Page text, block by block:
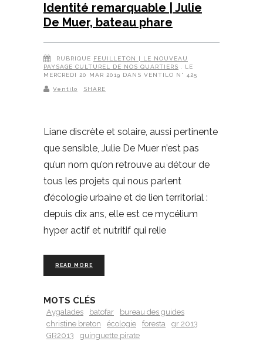
Identité remarquable | Julie
De Muer, bateau phare
RUBRIQUE FEUILLETON | LE NOUVEAU
PAYSAGE CULTUREL DE NOS QUARTIERS
, LE
MERCREDI 20 MAR 2019 DANS VENTILO N° 425
Ventilo SHARE
Liane discrète et solaire, aussi pertinente
que sensible, Julie De Muer n’est pas
qu’un nom qu’on retrouve au détour de
tous les projets qui nous parlent
d’écologie urbaine et de lien territorial :
depuis dix ans, elle est ce mycélium
hyper actif et nutritif qui relie
READ MORE
MOTS CLÉS
Aygalades batofar
bureau des guides
christine breton
écologie foresta
gr 2013
GR2013
guinguette pirate